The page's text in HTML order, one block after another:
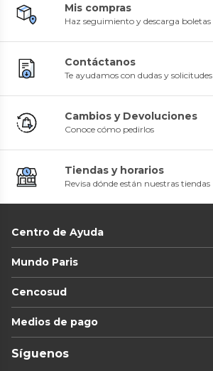
Mis compras
Haz seguimiento y descarga boletas
Contáctanos
Te ayudamos con dudas y solicitudes
Cambios y Devoluciones
Conoce cómo pedirlos
Tiendas y horarios
Revisa dónde están nuestras tiendas
Centro de Ayuda
Mundo Paris
Cencosud
Medios de pago
Síguenos